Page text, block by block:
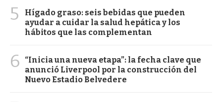
5
Hígado graso: seis bebidas que pueden
ayudar a cuidar la salud hepática y los
hábitos que las complementan
6
“Inicia una nueva etapa”: la fecha clave que
anunció Liverpool por la construcción del
Nuevo Estadio Belvedere